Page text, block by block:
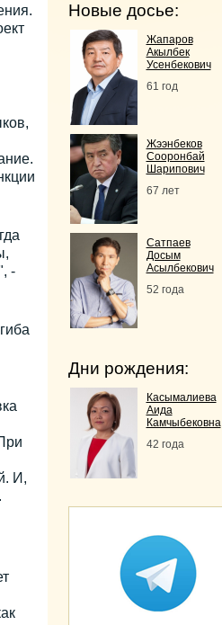
-
И,
Новые досье:
Жапаров
Акылбек
Усенбекович
61 год
Жээнбеков
Сооронбай
Шарипович
67 лет
Сатпаев
Досым
Асылбекович
52 года
Дни рождения:
Касымалиева
Аида
Камчыбековна
42 года